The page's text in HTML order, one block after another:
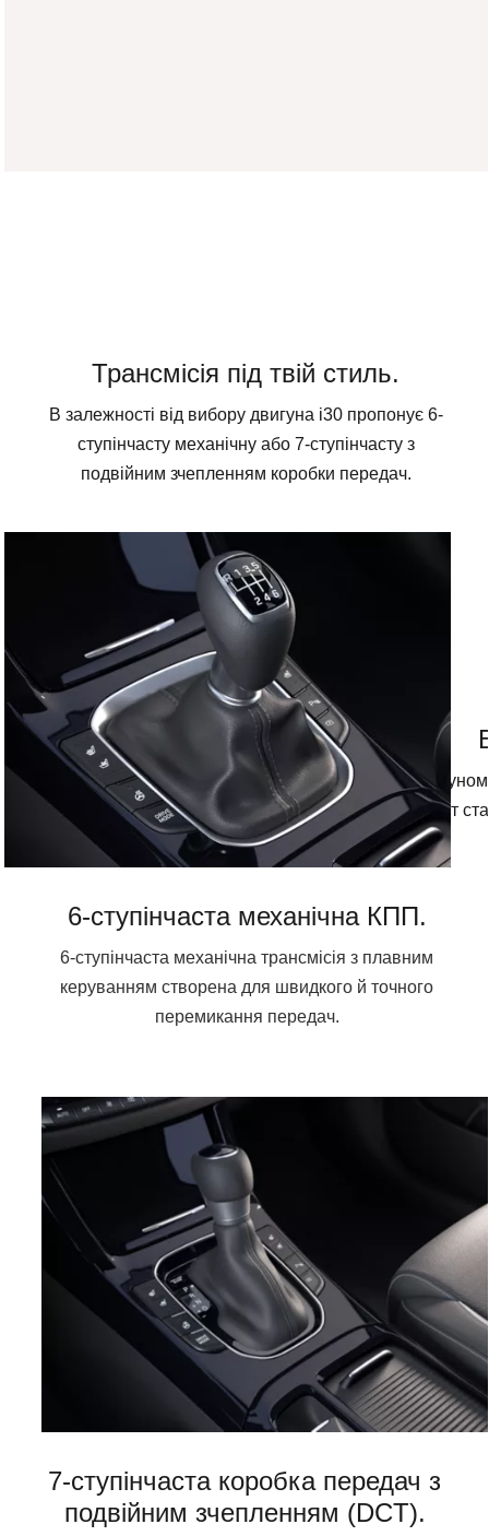
Hyundai i30 доступний з 1.5-літровим
а максимальний крутний момент
Трансмісія під твій стиль.
В залежності від вибору двигуна і30 пропонує 6-
ступінчасту механічну або 7-ступінчасту з
подвійним зчепленням коробки передач.
6-ступінчаста механічна КПП.
6-ступінчаста механічна трансмісія з плавним
керуванням створена для швидкого й точного
перемикання передач.
7-ступінчаста коробка передач з
подвійним зчепленням (DCT).